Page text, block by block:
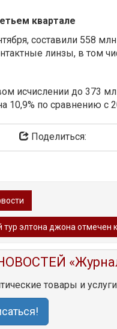
квартале
составили 558
линзы, в том
исчислении до 373
10,9% по сравнению с
Поделиться:
элтона джона отмечен
товары и